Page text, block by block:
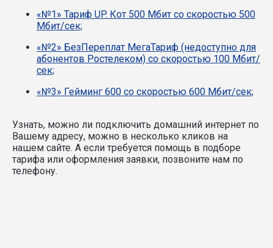
«№1» Тариф UP. Кот 500 Мбит со скоростью 500
Мбит/сек;
«№2» БезПереплат МегаТариф (недоступно для
абонентов Ростелеком) со скоростью 100 Мбит/
сек;
«№3» Гейминг 600 со скоростью 600 Мбит/сек;
Узнать, можно ли подключить домашний интернет по
Вашему адресу, можно в несколько кликов на
нашем сайте. А если требуется помощь в подборе
тарифа или оформления заявки, позвоните нам по
телефону.